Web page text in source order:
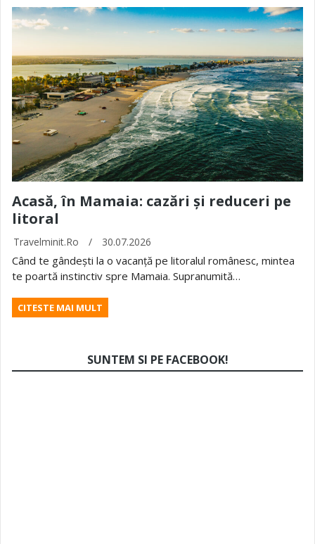
Acasă, în Mamaia: cazări și reduceri pe
litoral
Travelminit.ro / 30.07.2026
Când te gândești la o vacanță pe litoralul românesc, mintea
te poartă instinctiv spre Mamaia. Supranumită…
CITESTE MAI MULT
SUNTEM SI PE FACEBOOK!